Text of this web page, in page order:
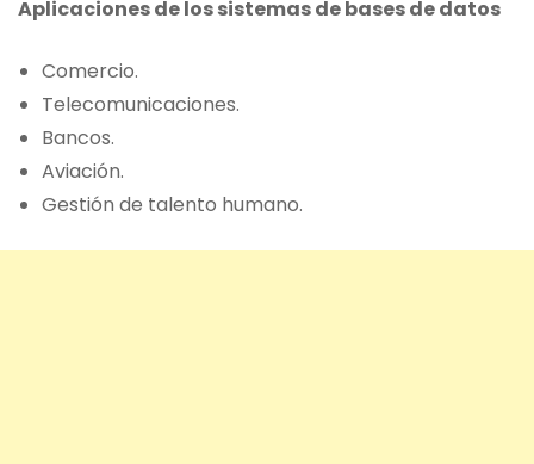
Aplicaciones de los sistemas de bases de datos
Comercio.
Telecomunicaciones.
Bancos.
Aviación.
Gestión de talento humano.